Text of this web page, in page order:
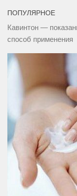
ПОПУЛЯРНОЕ
Кавинтон —
способ применения